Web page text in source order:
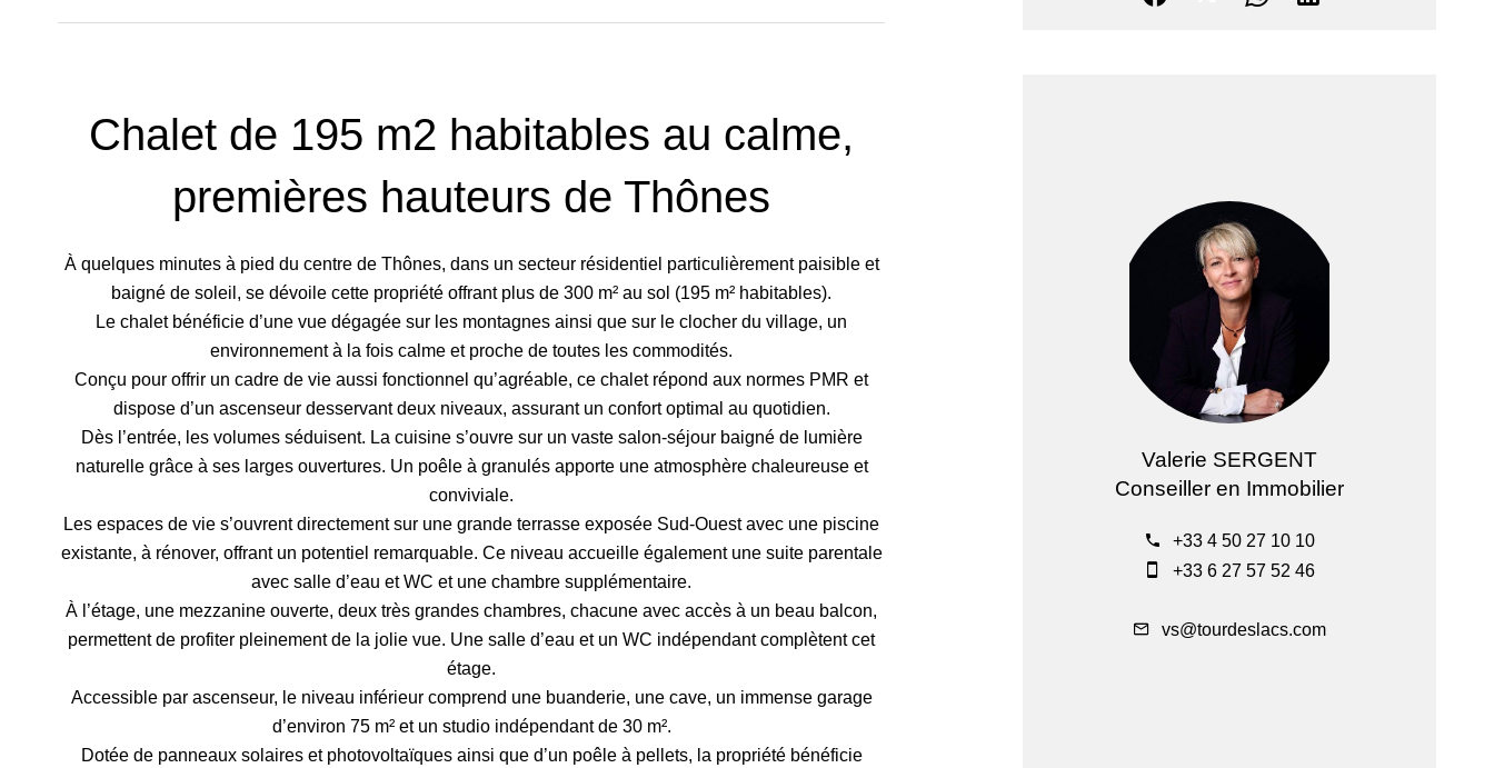
Chalet de 195 m2 habitables au calme,
premières hauteurs de Thônes
À quelques minutes à pied du centre de Thônes, dans un secteur résidentiel particulièrement paisible et
baigné de soleil, se dévoile cette propriété offrant plus de 300 m² au sol (195 m² habitables).
Le chalet bénéficie d’une vue dégagée sur les montagnes ainsi que sur le clocher du village, un
environnement à la fois calme et proche de toutes les commodités.
Conçu pour offrir un cadre de vie aussi fonctionnel qu’agréable, ce chalet répond aux normes PMR et
dispose d’un ascenseur desservant deux niveaux, assurant un confort optimal au quotidien.
Dès l’entrée, les volumes séduisent. La cuisine s’ouvre sur un vaste salon-séjour baigné de lumière
naturelle grâce à ses larges ouvertures. Un poêle à granulés apporte une atmosphère chaleureuse et
conviviale.
Les espaces de vie s’ouvrent directement sur une grande terrasse exposée Sud-Ouest avec une piscine
existante, à rénover, offrant un potentiel remarquable. Ce niveau accueille également une suite parentale
avec salle d’eau et WC et une chambre supplémentaire.
À l’étage, une mezzanine ouverte, deux très grandes chambres, chacune avec accès à un beau balcon,
permettent de profiter pleinement de la jolie vue. Une salle d’eau et un WC indépendant complètent cet
étage.
Accessible par ascenseur, le niveau inférieur comprend une buanderie, une cave, un immense garage
d’environ 75 m² et un studio indépendant de 30 m².
Dotée de panneaux solaires et photovoltaïques ainsi que d’un poêle à pellets, la propriété bénéficie
Valerie SERGENT
Conseiller en Immobilier
+33 4 50 27 10 10
+33 6 27 57 52 46
vs@tourdeslacs.com